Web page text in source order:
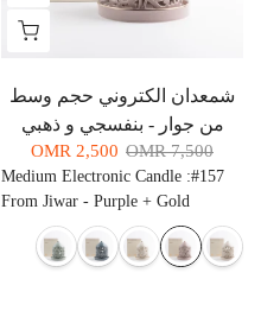
شمعدان الكتروني حجم وسط
من جوار - بنفسجي و ذهبي
7,500 OMR
2,500 OMR
#157
:
Medium Electronic Candle
From Jiwar - Purple + Gold